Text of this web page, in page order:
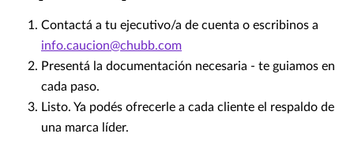
Contactá a tu ejecutivo/a de cuenta o escribinos a
info.caucion@chubb.com
Presentá la documentación necesaria - te guiamos en
cada paso.
Listo. Ya podés ofrecerle a cada cliente el respaldo de
una marca líder.